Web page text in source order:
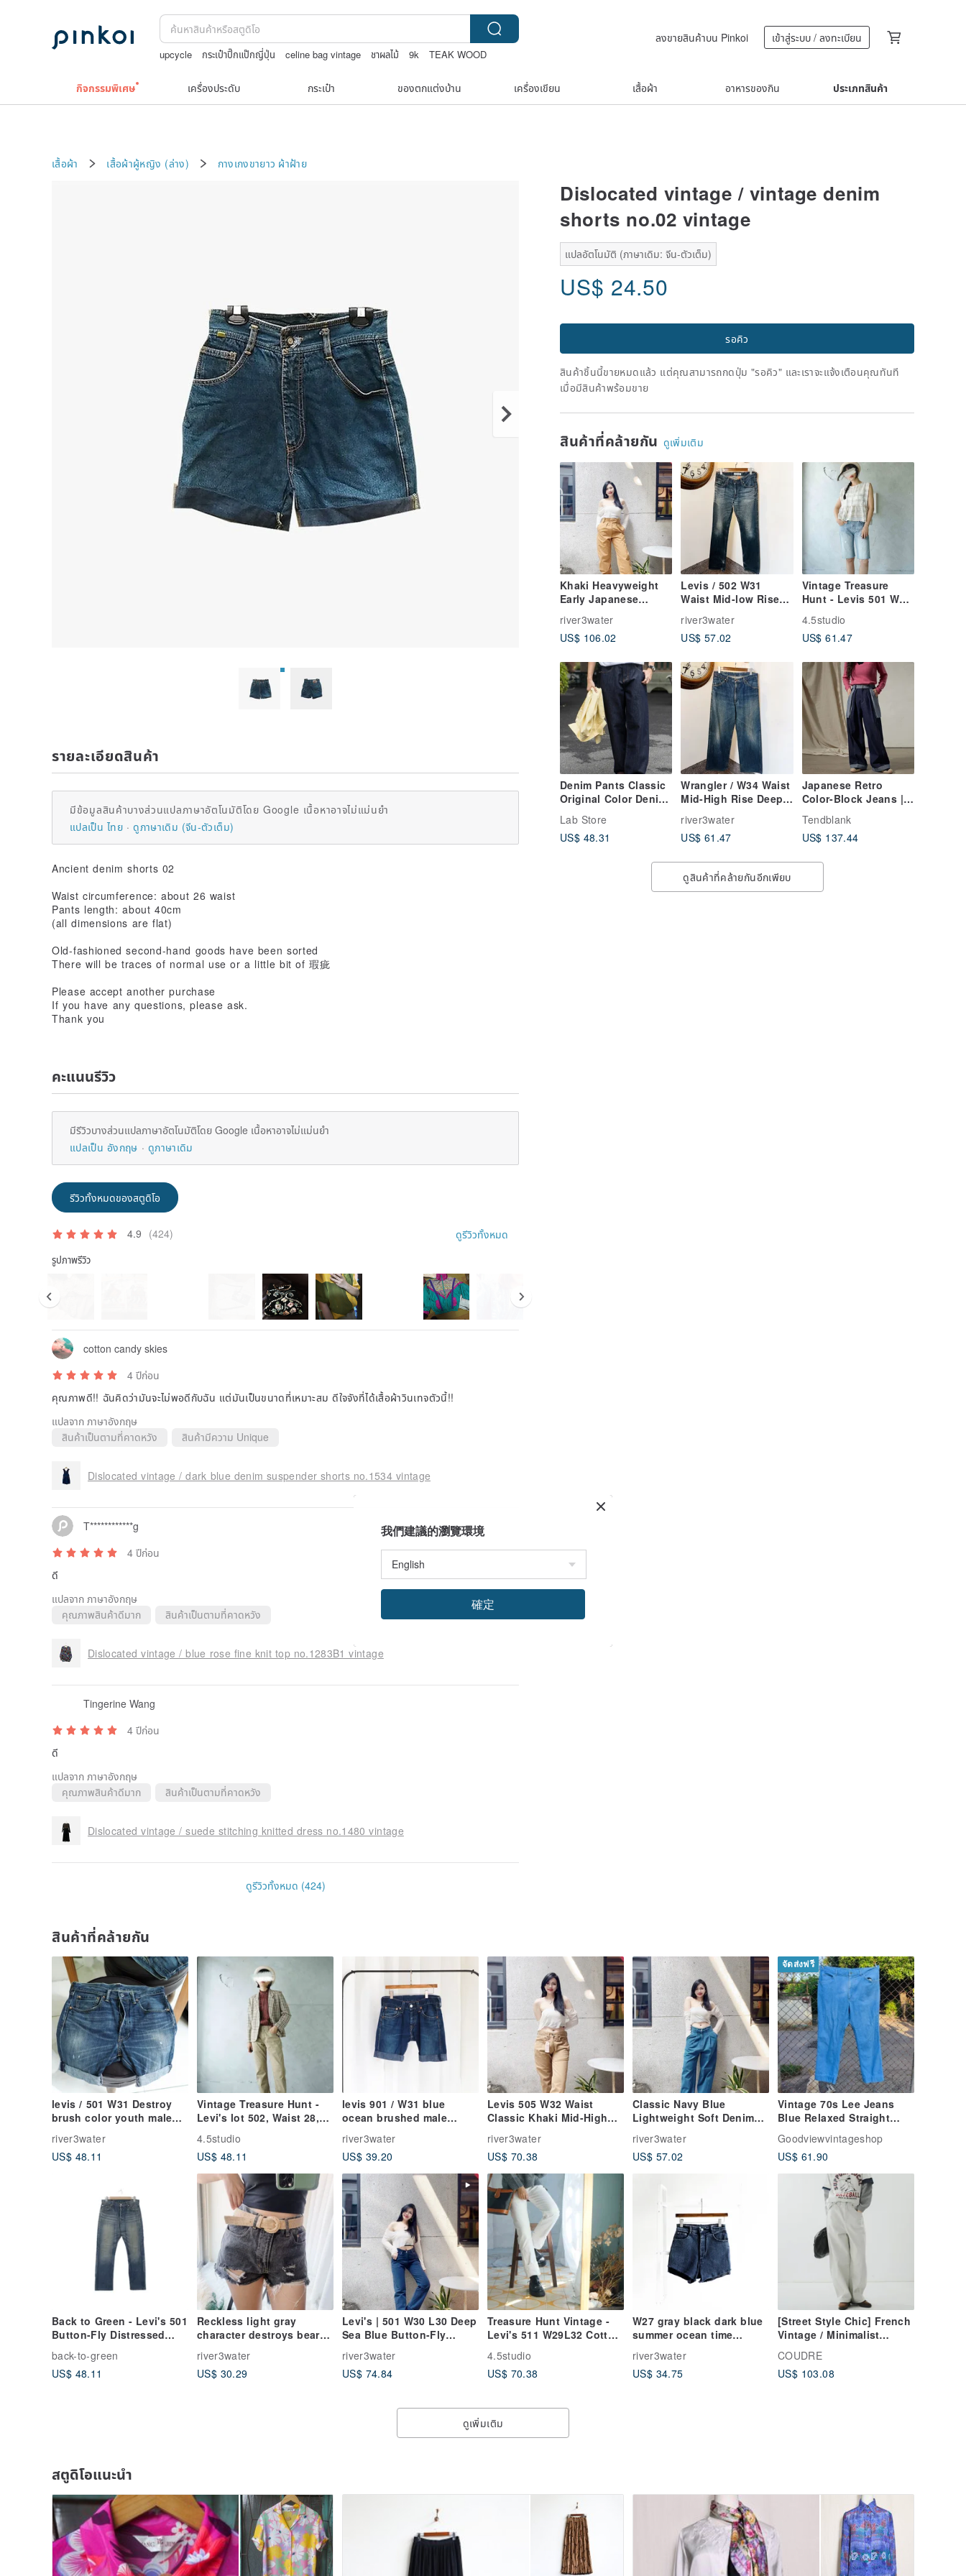
upcycle กระเป๋าปิ๊กแป๊กญี่ปุ่น celine bag vintage ชาผลไม้ 9k
TEAK WOOD
ลงขายสินค้าบน Pinkoi เข้าสู่ระบบ / ลงทะเบียน
กิจกรรมพิเศษ เครื่องประดับ กระเป๋า ของตกแต่งบ้าน เครื่องเขียน เสื้อผ้า อาหารของกิน ประเภทสินค้า
เสื้อผ้า เสื้อผ้าผู้หญิง (ล่าง) กางเกงขายาว ผ้าฝ้าย
Dislocated vintage / vintage denim
shorts no.02 vintage
แปลอัตโนมัติ (ภาษาเดิม: จีน-ตัวเต็ม)
US$ 24.50
รอคิว
สินค้าชิ้นนี้ขายหมดแล้ว แต่คุณสามารถกดปุ่ม "รอคิว" และเราจะแจ้งเตือนคุณทันที
เมื่อมีสินค้าพร้อมขาย
สินค้าที่คล้ายกัน ดูเพิ่มเติม
Khaki Heavyweight
Early Japanese
Vintage Mid-Rise
Denim Jeans
river3water
US$ 106.02
Levis / 502 W31
Waist Mid-low Rise
Vintage Denim Jeans
river3water
US$ 57.02
Vintage Treasure
Hunt - Levis 501 W28
Washed White Light
Blue Unisex Cropped
Denim Shorts
4.5studio
US$ 61.47
Denim Pants Classic
Original Color Denim
Trousers Japanese
Trendy Casual Loose
Straight Leg Jeans
Lab Store
US$ 48.31
Wrangler / W34 Waist
Mid-High Rise Deep
Denim Jeans
river3water
US$ 61.47
Japanese Retro
Color-Block Jeans |
Cuffed Patchwork
Loose Fit | Workwear
Wide-Leg Pants
Tendblank
US$ 137.44
ดูสินค้าที่คล้ายกันอีกเพียบ
รายละเอียดสินค้า
มีข้อมูลสินค้าบางส่วนแปลภาษาอัตโนมัติโดย Google เนื้อหาอาจไม่แม่นยำ
แปลเป็น ไทย
ดูภาษาเดิม (จีน-ตัวเต็ม)
Ancient denim shorts 02
Waist circumference: about 26 waist
Pants length: about 40cm
(all dimensions are flat)
Old-fashioned second-hand goods have been sorted
There will be traces of normal use or a little bit of 瑕疵
Please accept another purchase
If you have any questions, please ask.
Thank you
คะแนนรีวิว
มีรีวิวบางส่วนแปลภาษาอัตโนมัติโดย Google เนื้อหาอาจไม่แม่นยำ
แปลเป็น อังกฤษ
ดูภาษาเดิม
รีวิวทั้งหมดของสตูดิโอ
4.9 (424) ดูรีวิวทั้งหมด
รูปภาพรีวิว
cotton candy skies
4 ปีก่อน
คุณภาพดี!! ฉันคิดว่ามันจะไม่พอดีกับฉัน แต่มันเป็นขนาดที่เหมาะสม ดีใจจังที่ได้เสื้อผ้าวินเทจตัวนี้!!
แปลจาก ภาษาอังกฤษ
สินค้าเป็นตามที่คาดหวัง
สินค้ามีความ Unique
Dislocated vintage / dark blue denim suspender shorts no.1534 vintage
T************g
4 ปีก่อน
ดี
แปลจาก ภาษาอังกฤษ
คุณภาพสินค้าดีมาก
สินค้าเป็นตามที่คาดหวัง
Dislocated vintage / blue rose fine knit top no.1283B1 vintage
Tingerine Wang
4 ปีก่อน
ดี
แปลจาก ภาษาอังกฤษ
คุณภาพสินค้าดีมาก
สินค้าเป็นตามที่คาดหวัง
Dislocated vintage / suede stitching knitted dress no.1480 vintage
ดูรีวิวทั้งหมด (424)
สินค้าที่คล้ายกัน
levis / 501 W31 Destroy
brush color youth male
vintage
river3water
US$ 48.11
Vintage Treasure Hunt -
Levi's lot 502, Waist 28,
Length 32, Khaki Cotton
Blend, Slim Straight Leg
Trousers
4.5studio
US$ 48.11
levis 901 / W31 blue
ocean brushed male
vintage
river3water
US$ 39.20
Levis 505 W32 Waist
Classic Khaki Mid-High
Vintage Trousers
river3water
US$ 70.38
Classic Navy Blue
Lightweight Soft Denim
Wide-Leg Jeans Trousers
river3water
US$ 57.02
จัดส่งฟรี
Vintage 70s Lee Jeans
Blue Relaxed Straight
Denim Pants
Goodviewvintageshop
US$ 61.90
Back to Green - Levi's 501
Button-Fly Distressed
Wash //sp-05 vintage
pants
back-to-green
US$ 48.11
Reckless light gray
character destroys beard
shorts pants vintage
river3water
US$ 30.29
Levi's | 501 W30 L30 Deep
Sea Blue Button-Fly
Jeans
river3water
US$ 74.84
Treasure Hunt Vintage -
Levi's 511 W29L32 Cotton
White Denim Jeans
4.5studio
US$ 70.38
W27 gray black dark blue
summer ocean time
shorts denim pants
vintage
river3water
US$ 34.75
[Street Style Chic] French
Vintage / Minimalist
Silhouette / Denim Wide-
Leg Pants
COUDRE
US$ 103.08
ดูเพิ่มเติม
สตูดิโอแนะนำ
我們建議的瀏覽環境
確定